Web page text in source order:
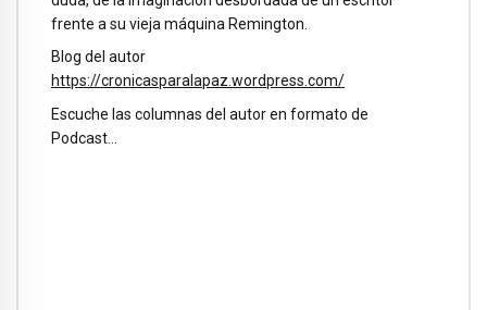
frente a su vieja máquina Remington.
Blog del autor
https://cronicasparalapaz.wordpress.com/
Escuche las columnas del autor en formato de
Podcast…